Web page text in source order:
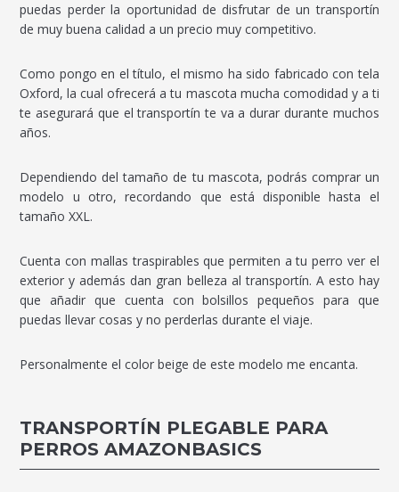
puedas perder la oportunidad de disfrutar de un transportín
de muy buena calidad a un precio muy competitivo.
Como pongo en el título, el mismo ha sido fabricado con tela
Oxford, la cual ofrecerá a tu mascota mucha comodidad y a ti
te asegurará que el transportín te va a durar durante muchos
años.
Dependiendo del tamaño de tu mascota, podrás comprar un
modelo u otro, recordando que está disponible hasta el
tamaño XXL.
Cuenta con mallas traspirables que permiten a tu perro ver el
exterior y además dan gran belleza al transportín. A esto hay
que añadir que cuenta con bolsillos pequeños para que
puedas llevar cosas y no perderlas durante el viaje.
Personalmente el color beige de este modelo me encanta.
TRANSPORTÍN PLEGABLE PARA
PERROS AMAZONBASICS